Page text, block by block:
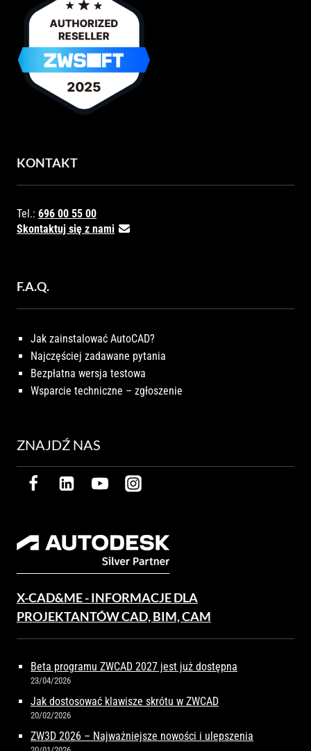
KONTAKT
Tel.: 696 00 55 00
Skontaktuj się z nami
F.A.Q.
Jak zainstalować AutoCAD?
Najczęściej zadawane pytania
Bezpłatna wersja testowa
Wsparcie techniczne – zgłoszenie
ZNAJDŹ NAS
X-CAD&ME - INFORMACJE DLA
PROJEKTANTÓW CAD, BIM, CAM
Beta programu ZWCAD 2027 jest już dostępna
23/04/2026
Jak dostosować klawisze skrótu w ZWCAD
20/02/2026
ZW3D 2026 – Najważniejsze nowości i ulepszenia